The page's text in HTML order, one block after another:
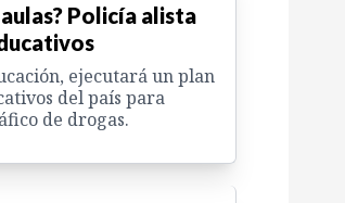
Policía alista
ejecutará un plan
del país para
de drogas.